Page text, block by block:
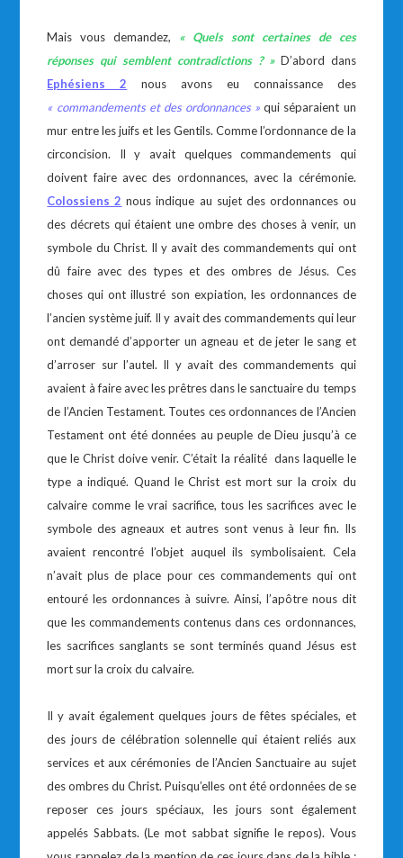
Mais vous demandez, « Quels sont certaines de ces
réponses qui semblent contradictions ? » D’abord dans
Ephésiens 2 nous avons eu connaissance des
« commandements et des ordonnances » qui séparaient un
mur entre les juifs et les Gentils. Comme l’ordonnance de la
circoncision. Il y avait quelques commandements qui
doivent faire avec des ordonnances, avec la cérémonie.
Colossiens 2 nous indique au sujet des ordonnances ou
des décrets qui étaient une ombre des choses à venir, un
symbole du Christ. Il y avait des commandements qui ont
dû faire avec des types et des ombres de Jésus. Ces
choses qui ont illustré son expiation, les ordonnances de
l’ancien système juif. Il y avait des commandements qui leur
ont demandé d’apporter un agneau et de jeter le sang et
d’arroser sur l’autel. Il y avait des commandements qui
avaient à faire avec les prêtres dans le sanctuaire du temps
de l’Ancien Testament. Toutes ces ordonnances de l’Ancien
Testament ont été données au peuple de Dieu jusqu’à ce
que le Christ doive venir. C’était la réalité dans laquelle le
type a indiqué. Quand le Christ est mort sur la croix du
calvaire comme le vrai sacrifice, tous les sacrifices avec le
symbole des agneaux et autres sont venus à leur fin. Ils
avaient rencontré l’objet auquel ils symbolisaient. Cela
n’avait plus de place pour ces commandements qui ont
entouré les ordonnances à suivre. Ainsi, l’apôtre nous dit
que les commandements contenus dans ces ordonnances,
les sacrifices sanglants se sont terminés quand Jésus est
mort sur la croix du calvaire.
Il y avait également quelques jours de fêtes spéciales, et
des jours de célébration solennelle qui étaient reliés aux
services et aux cérémonies de l’Ancien Sanctuaire au sujet
des ombres du Christ. Puisqu’elles ont été ordonnées de se
reposer ces jours spéciaux, les jours sont également
appelés Sabbats. (Le mot sabbat signifie le repos). Vous